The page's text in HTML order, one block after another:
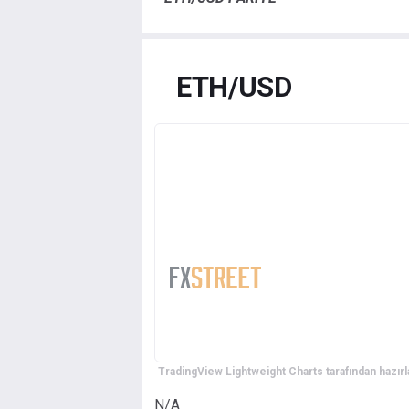
ETH/USD
TradingView Lightweight Charts tarafından
N/A